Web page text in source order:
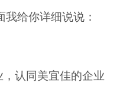
给你详细说说：
认同美宜佳的企业